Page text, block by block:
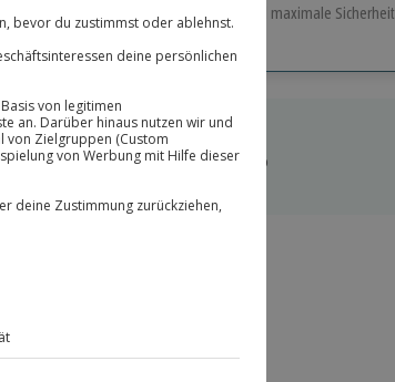
Große Auswahl, volle Flexibilität und maximale Sicherheit
Große Auswahl
Volle Flexibilität
Jeder Gutschein für alle Erlebnisse einlösbar.
Maximale Sicherheit
-15%* Club Deal verfügbar
Direktabzug im Warenkorb